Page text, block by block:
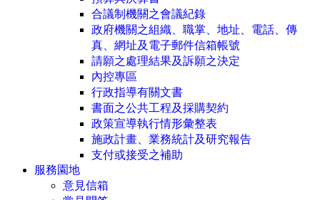
合議制機關之會議紀錄
政府機關之組織、職掌、地址、電話、傳
真、網址及電子郵件信箱帳號
請願之處理結果及訴願之決定
內控專區
行政指導有關文書
書面之公共工程及採購契約
政策宣導執行情形彙整表
施政計畫、業務統計及研究報告
支付或接受之補助
服務園地
意見信箱